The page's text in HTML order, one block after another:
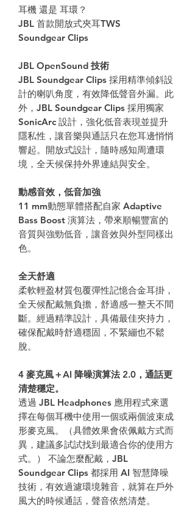
耳機 還是 耳環？
JBL 首款開放式夾耳TWS
Soundgear Clips
JBL OpenSound 技術
JBL Soundgear Clips 採用精準傾斜設
計的喇叭角度，有效降低聲音外漏。此
外，JBL Soundgear Clips 採用獨家
SonicArc 設計，強化低音表現並提升
隱私性，讓音樂與通話只在您耳邊悄悄
響起。開放式設計，隨時感知周遭環
境，全天候保持外界連結與安全。
動感音效，低音加強
11 mm動態單體搭配自家 Adaptive
Bass Boost 演算法，帶來順暢豐富的
音質與強勁低音，讓音效與外型同樣出
色。
全天舒適
柔軟輕盈材質包覆彈性記憶合金耳掛，
全天候配戴無負擔，舒適感一整天不間
斷。經過精準設計，具備最佳夾持力，
確保配戴時舒適穩固，不緊繃也不鬆
脫。
4 麥克風＋AI 降噪演算法 2.0，通話更
清楚穩定。
透過 JBL Headphones 應用程式來選
擇在每個耳機中使用一個或兩個波束成
形麥克風。（具體效果會依佩戴方式而
異，建議多試試找到最適合你的使用方
式。） 不論怎麼配戴，JBL
Soundgear Clips 都採用 AI 智慧降噪
技術，有效過濾環境雜音，就算在戶外
風大的時候通話，聲音依然清楚。